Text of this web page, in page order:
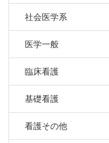
社会医学系
医学一般
臨床看護
基礎看護
看護その他